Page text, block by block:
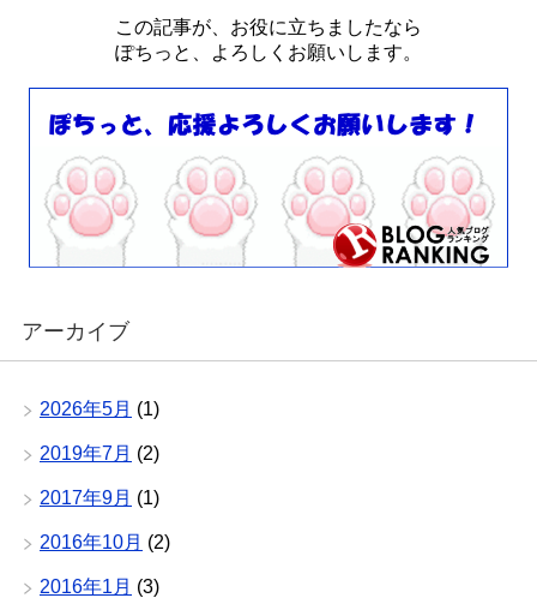
この記事が、お役に立ちましたなら
ぽちっと、よろしくお願いします。
アーカイブ
2026年5月 (1)
2019年7月 (2)
2017年9月 (1)
2016年10月 (2)
2016年1月 (3)